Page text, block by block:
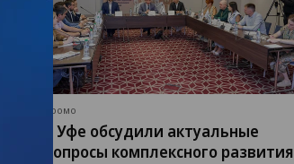
Промо
В Уфе обсудили актуальные
вопросы комплексного развития